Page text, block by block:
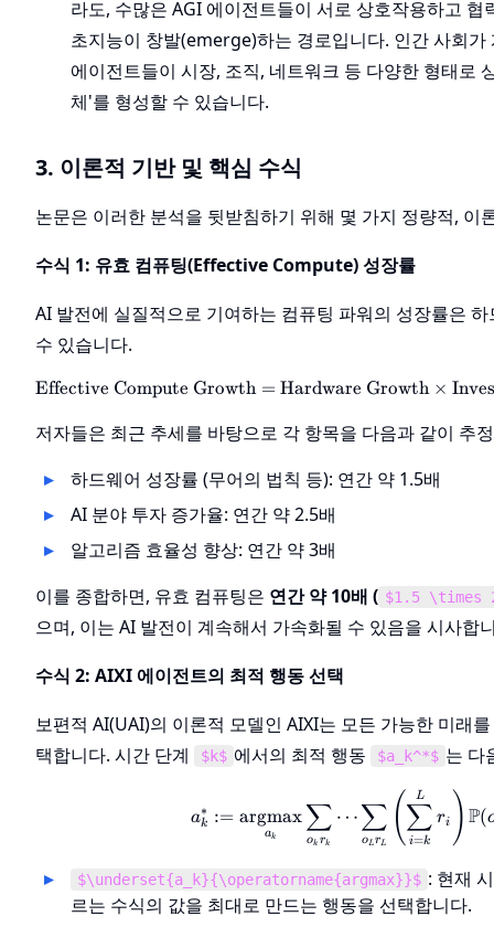
라도, 수많은 AGI 에이전트들이 서로 상호작용하고
초지능이 창발(emerge)하는 경로입니다. 인간 사회
에이전트들이 시장, 조직, 네트워크 등 다양한 형태로
체'를 형성할 수 있습니다.
3. 이론적 기반 및 핵심 수식
논문은 이러한 분석을 뒷받침하기 위해 몇 가지 정량적, 이
수식 1: 유효 컴퓨팅(Effective Compute) 성장률
AI 발전에 실질적으로 기여하는 컴퓨팅 파워의 성장률은
수 있습니다.
Effective Compute Growth = Hardware Growth ×
저자들은 최근 추세를 바탕으로 각 항목을 다음과 같이 추
하드웨어 성장률 (무어의 법칙 등): 연간 약 1.5배
AI 분야 투자 증가율: 연간 약 2.5배
알고리즘 효율성 향상: 연간 약 3배
이를 종합하면, 유효 컴퓨팅은 연간 약 10배 ( $1.5 \times
으며, 이는 AI 발전이 계속해서 가속화될 수 있음을 시사합
수식 2: AIXI 에이전트의 최적 행동 선택
보편적 AI(UAI)의 이론적 모델인 AIXI는 모든 가능한 미래
택합니다. 시간 단계
$k$ 에서의 최적 행동 $a_k^*$ 는 다
ak
∗ :=
ak
argmax
ok rk
∑ ⋯
oLrL
∑ ( i=k
∑
L
ri ) P(
$\underset{a_k}{\operatorname{argmax}}$ : 현재
르는 수식의 값을 최대로 만드는 행동을 선택합니다.